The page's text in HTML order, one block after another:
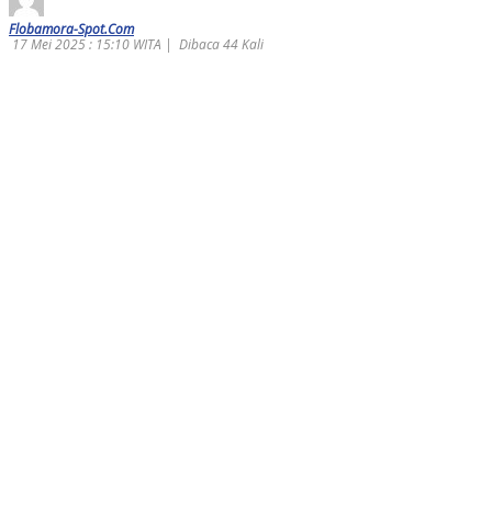
Flobamora-Spot.Com
17 Mei 2025 : 15:10 WITA | Dibaca 44 Kali